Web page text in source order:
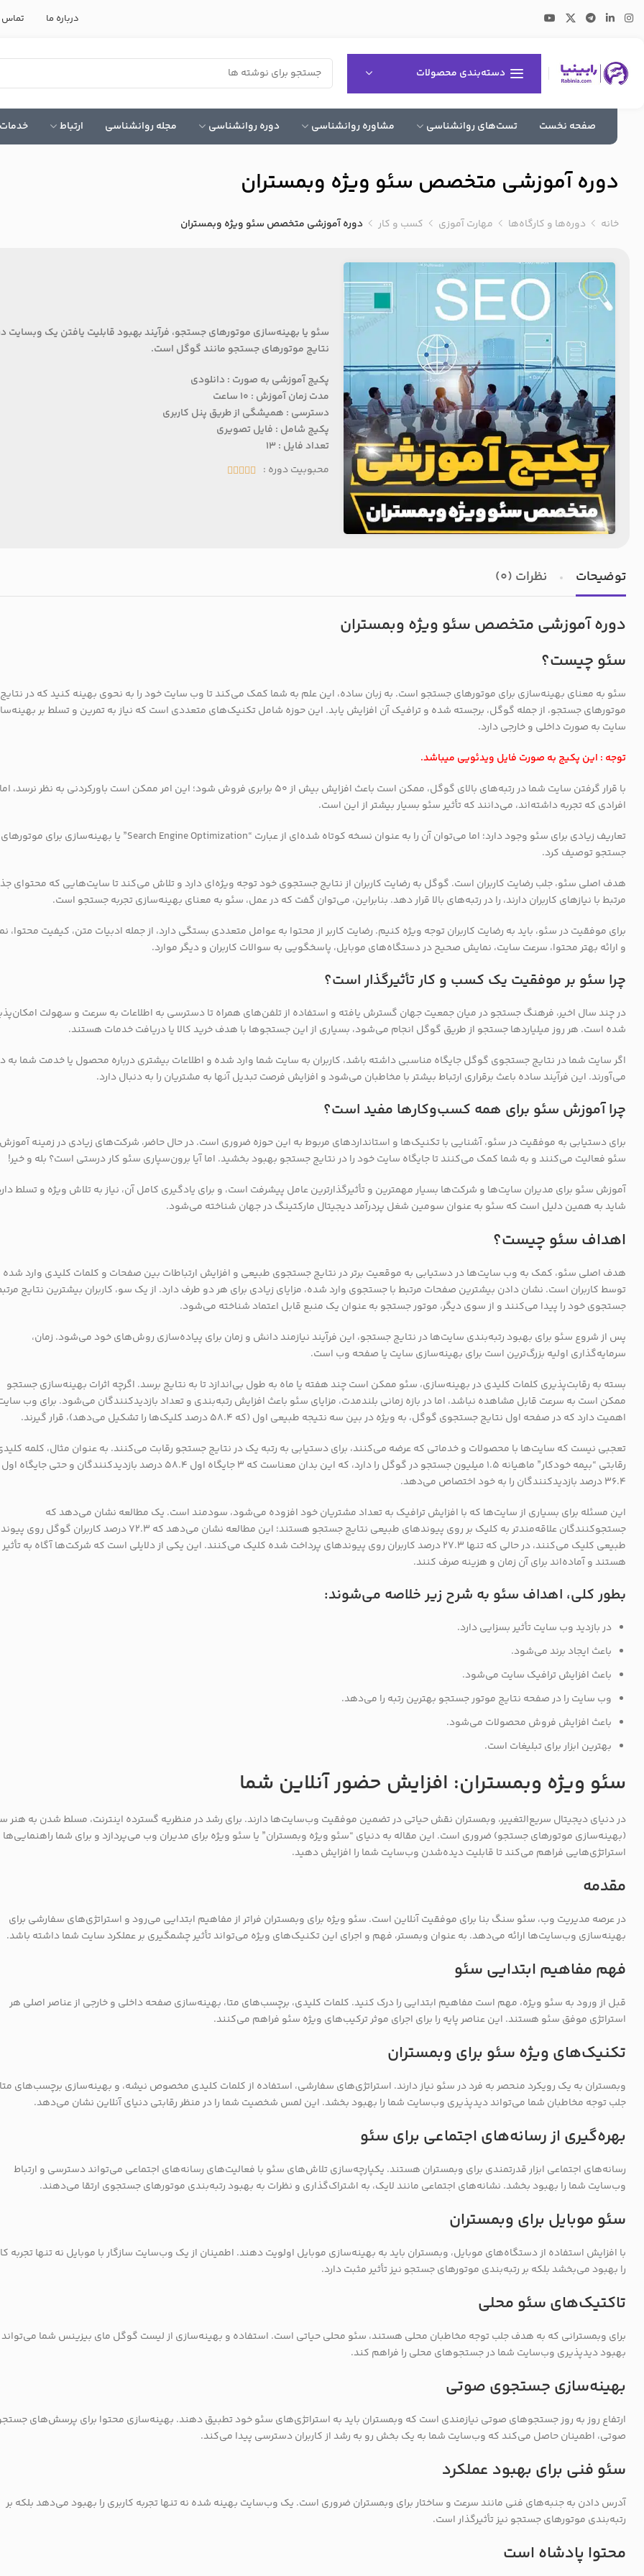
درباره ما تماس
دسته‌بندی محصولات
صفحه نخست تست‌های روانشناسی مشاوره روانشناسی دوره روانشناسی مجله روانشناسی ارتباط
دوره آموزشی متخصص سئو ویژه وبمستران
خانه دوره‌ها و کارگاه‌ها مهارت آموزی کسب و کار دوره آموزشی متخصص سئو ویژه وبمستران
سئو یا بهینه‌سازی موتورهای جستجو، فرآیند بهبود قابلیت یافتن یک وبسایت
نتایج موتورهای جستجو مانند گوگل است.
پکیج آموزشی به صورت : دانلودی
مدت زمان آموزش : 10 ساعت
دسترسی : همیشگی از طریق پنل کاربری
پکیج شامل : فایل تصویری
تعداد فایل : 13
محبوبیت دوره :





توضیحات نظرات (0)
دوره آموزشی متخصص سئو ویژه وبمستران
سئو چیست؟
سئو به معنای بهینه‌سازی برای موتورهای جستجو است. به زبان ساده، این علم به شما کمک می‌کند تا وب سایت خود را به نحوی بهینه کنید که در نتایج
موتورهای جستجو، از جمله گوگل، برجسته شده و ترافیک آن افزایش یابد. این حوزه شامل تکنیک‌های متعددی است که نیاز به تمرین و تسلط بر
سایت به صورت داخلی و خارجی دارد.
توجه : این پکیج به صورت فایل ویدئویی میباشد.
با قرار گرفتن سایت شما در رتبه‌های بالای گوگل، ممکن است باعث افزایش بیش از 50 برابری فروش شود؛ این امر ممکن است باورکردنی به نظر نرسد، اما
افرادی که تجربه داشته‌اند، می‌دانند که تأثیر سئو بسیار بیشتر از این است.
تعاریف زیادی برای سئو وجود دارد؛ اما می‌توان آن را به عنوان نسخه کوتاه شده‌ای از عبارت “Search Engine Optimization” یا بهینه‌سازی برای موتورهای
جستجو توصیف کرد.
هدف اصلی سئو، جلب رضایت کاربران است. گوگل به رضایت کاربران از نتایج جستجوی خود توجه ویژه‌ای دارد و تلاش می‌کند تا سایت‌هایی که محتوای
مرتبط با نیازهای کاربران دارند، را در رتبه‌های بالا قرار دهد. بنابراین، می‌توان گفت که در عمل، سئو به معنای بهینه‌سازی تجربه جستجو است.
برای موفقیت در سئو، باید به رضایت کاربران توجه ویژه کنیم. رضایت کاربر از محتوا به عوامل متعددی بستگی دارد، از جمله ادبیات متن، کیفیت محتوا،
و ارائه بهتر محتوا، سرعت سایت، نمایش صحیح در دستگاه‌های موبایل، پاسخگویی به سوالات کاربران و دیگر موارد.
چرا سئو بر موفقیت یک کسب و کار تأثیرگذار است؟
در چند سال اخیر، فرهنگ جستجو در میان جمعیت جهان گسترش یافته و استفاده از تلفن‌های همراه تا دسترسی به اطلاعات به سرعت و سهولت
شده است. هر روز میلیاردها جستجو از طریق گوگل انجام می‌شود، بسیاری از این جستجوها با هدف خرید کالا یا دریافت خدمات هستند.
اگر سایت شما در نتایج جستجوی گوگل جایگاه مناسبی داشته باشد، کاربران به سایت شما وارد شده و اطلاعات بیشتری درباره محصول یا خدمت شما
می‌آورند. این فرآیند ساده باعث برقراری ارتباط بیشتر با مخاطبان می‌شود و افزایش فرصت تبدیل آنها به مشتریان را به دنبال دارد.
چرا آموزش سئو برای همه کسب‌و‌کارها مفید است؟
برای دستیابی به موفقیت در سئو، آشنایی با تکنیک‌ها و استانداردهای مربوط به این حوزه ضروری است. در حال حاضر، شرکت‌های زیادی در زمینه آموزش
سئو فعالیت می‌کنند و به شما کمک می‌کنند تا جایگاه سایت خود را در نتایج جستجو بهبود بخشید. اما آیا برون‌سپاری سئو کار درستی است؟ بله و خیر!
آموزش سئو برای مدیران سایت‌ها و شرکت‌ها بسیار مهمترین و تأثیرگذارترین عامل پیشرفت است، و برای یادگیری کامل آن، نیاز به تلاش ویژه و تسلط
شاید به همین دلیل است که سئو به عنوان سومین شغل پردرآمد دیجیتال مارکتینگ در جهان شناخته می‌شود.
اهداف سئو چیست؟
هدف اصلی سئو، کمک به وب سایت‌ها در دستیابی به موقعیت برتر در نتایج جستجوی طبیعی و افزایش ارتباطات بین صفحات و کلمات کلیدی وارد شده
توسط کاربران است. نشان دادن بیشترین صفحات مرتبط با جستجوی وارد شده، مزایای زیادی برای هر دو طرف دارد. از یک سو، کاربران بیشترین نتایج
جستجوی خود را پیدا می‌کنند و از سوی دیگر، موتور جستجو به عنوان یک منبع قابل اعتماد شناخته می‌شود.
پس از شروع سئو برای بهبود رتبه‌بندی سایت‌ها در نتایج جستجو، این فرآیند نیازمند دانش و زمان برای پیاده‌سازی روش‌های خود می‌شود. زمان،
سرمایه‌گذاری اولیه بزرگ‌ترین است برای بهینه‌سازی سایت یا صفحه وب است.
بسته به رقابت‌پذیری کلمات کلیدی در بهینه‌سازی، سئو ممکن است چند هفته یا ماه به طول بی‌اندازد تا به نتایج برسد. اگرچه اثرات بهینه‌سازی جستجو
ممکن است به سرعت قابل مشاهده نباشد، اما در بازه زمانی بلندمدت، مزایای سئو باعث افزایش رتبه‌بندی و تعداد بازدیدکنندگان می‌شود. برای وب
اهمیت دارد که در صفحه اول نتایج جستجوی گوگل، به ویژه در بین سه نتیجه طبیعی اول (که 58.4 درصد کلیک‌ها را تشکیل می‌دهد)، قرار گیرند.
تعجبی نیست که سایت‌ها با محصولات و خدماتی که عرضه می‌کنند، برای دستیابی به رتبه یک در نتایج جستجو رقابت می‌کنند. به عنوان مثال، کلمه
رقابتی “بیمه خودکار” ماهیانه 1.5 میلیون جستجو در گوگل را دارد، که این بدان معناست که 3 جایگاه اول 58.4 درصد بازدیدکنندگان و حتی جایگاه اول
36.4 درصد بازدیدکنندگان را به خود اختصاص می‌دهد.
این مسئله برای بسیاری از سایت‌ها که با افزایش ترافیک به تعداد مشتریان خود افزوده می‌شود، سودمند است. یک مطالعه نشان می‌دهد که
جستجوکنندگان علاقه‌مندتر به کلیک بر روی پیوندهای طبیعی نتایج جستجو هستند؛ این مطالعه نشان می‌دهد که 72.3 درصد
طبیعی کلیک می‌کنند، در حالی که تنها 27.3 درصد کاربران روی پیوندهای پرداخت شده کلیک می‌کنند. این یکی از دلایلی است که شرکت‌ها آگاه به
هستند و آماده‌اند برای آن زمان و هزینه صرف کنند.
بطور کلی، اهداف سئو به شرح زیر خلاصه می‌شوند:
در بازدید وب سایت تأثیر بسزایی دارد.
باعث ایجاد برند می‌شود.
باعث افزایش ترافیک سایت می‌شود.
وب سایت را در صفحه نتایج موتور جستجو بهترین رتبه را می‌دهد.
باعث افزایش فروش محصولات می‌شود.
بهترین ابزار برای تبلیغات است.
سئو ویژه وبمستران: افزایش حضور آنلاین شما
در دنیای دیجیتال سریع‌التغییر، وبمستران نقش حیاتی در تضمین موفقیت وب‌سایت‌ها دارند. برای رشد در منظریه گسترده اینترنت، مسلط شدن به هنر
(بهینه‌سازی موتورهای جستجو) ضروری است. این مقاله به دنیای “سئو ویژه وبمستران” یا سئو ویژه برای مدیران وب می‌پردازد و برای شما راهنمایی‌ها
استراتژی‌هایی فراهم می‌کند تا قابلیت دیده‌شدن وب‌سایت شما را افزایش دهید.
مقدمه
در عرصه مدیریت وب، سئو سنگ بنا برای موفقیت آنلاین است. سئو ویژه برای وبمستران فراتر از مفاهیم ابتدایی می‌رود و استراتژی‌های سفارشی برای
بهینه‌سازی وب‌سایت‌ها ارائه می‌دهد. به عنوان وبمستر، فهم و اجرای این تکنیک‌های ویژه می‌تواند تأثیر چشمگیری بر عملکرد سایت شما داشته باشد.
فهم مفاهیم ابتدایی سئو
قبل از ورود به سئو ویژه، مهم است مفاهیم ابتدایی را درک کنید. کلمات کلیدی، برچسب‌های متا، بهینه‌سازی صفحه داخلی و خارجی از عناصر اصلی هر
استراتژی موفق سئو هستند. این عناصر پایه را برای اجرای موثر ترکیب‌های ویژه سئو فراهم می‌کنند.
تکنیک‌های ویژه سئو برای وبمستران
وبمستران به یک رویکرد منحصر به فرد در سئو نیاز دارند. استراتژی‌های سفارشی، استفاده از کلمات کلیدی مخصوص نیشه، و بهینه‌سازی برچسب‌های
جلب توجه مخاطبان شما می‌تواند دید‌پذیری وب‌سایت شما را بهبود بخشد. این لمس شخصیت شما را در منظر رقابتی دنیای آنلاین نشان می‌دهد.
بهره‌گیری از رسانه‌های اجتماعی برای سئو
رسانه‌های اجتماعی ابزار قدرتمندی برای وبمستران هستند. یکپارچه‌سازی تلاش‌های سئو با فعالیت‌های رسانه‌های اجتماعی می‌تواند دسترسی و ارتباط
وب‌سایت شما را بهبود بخشد. نشانه‌های اجتماعی مانند لایک، به اشتراک‌گذاری و نظرات به بهبود رتبه‌بندی موتورهای جستجوی ارتقا می‌دهند.
سئو موبایل برای وبمستران
با افزایش استفاده از دستگاه‌های موبایل، وبمستران باید به بهینه‌سازی موبایل اولویت دهند. اطمینان از یک وب‌سایت سازگار با موبایل نه تنها تجربه
را بهبود می‌بخشد بلکه بر رتبه‌بندی موتورهای جستجو نیز تأثیر مثبت دارد.
تاکتیک‌های سئو محلی
برای وبمسترانی که به هدف جلب توجه مخاطبان محلی هستند، سئو محلی حیاتی است. استفاده و بهینه‌سازی از لیست گوگل مای بیزینس شما می‌تواند
بهبود دید‌پذیری وب‌سایت شما در جستجوهای محلی را فراهم کند.
بهینه‌سازی جستجوی صوتی
ارتفاع روز به روز جستجوهای صوتی نیازمندی است که وبمستران باید به استراتژی‌های سئو خود تطبیق دهند. بهینه‌سازی محتوا برای پرسش‌های
صوتی، اطمینان حاصل می‌کند که وب‌سایت شما به یک بخش رو به رشد از کاربران دسترسی پیدا می‌کند.
سئو فنی برای بهبود عملکرد
آدرس دادن به جنبه‌های فنی مانند سرعت و ساختار برای وبمستران ضروری است. یک وب‌سایت بهینه شده نه تنها تجربه کاربری را بهبود می‌دهد بلکه بر
رتبه‌بندی موتورهای جستجو نیز تأثیرگذار است.
محتوا پادشاه است